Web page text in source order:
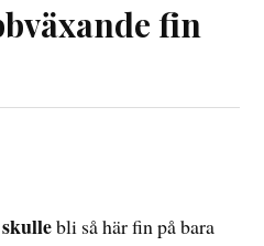
fin
bli så här fin på bara